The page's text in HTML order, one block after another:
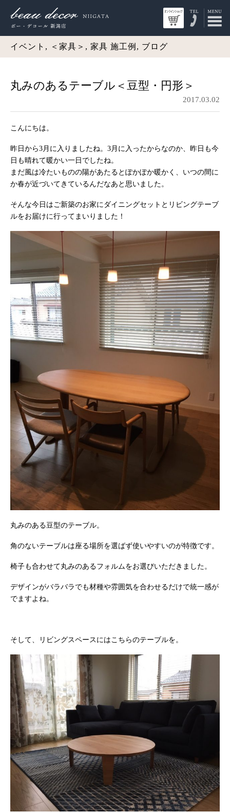
イベント, ＜家具＞, 家具 施工例, ブログ
丸みのあるテーブル＜豆型・円形＞
2017.03.02
こんにちは。
昨日から3月に入りましたね。3月に入ったからなのか、昨日も今
日も晴れて暖かい一日でしたね。
まだ風は冷たいものの陽があたるとぽかぽか暖かく、いつの間に
か春が近づいてきているんだなあと思いました。
そんな今日はご新築のお家にダイニングセットとリビングテーブ
ルをお届けに行ってまいりました！
丸みのある豆型のテーブル。
角のないテーブルは座る場所を選ばず使いやすいのが特徴です。
椅子も合わせて丸みのあるフォルムをお選びいただきました。
デザインがバラバラでも材種や雰囲気を合わせるだけで統一感が
でますよね。
そして、リビングスペースにはこちらのテーブルを。